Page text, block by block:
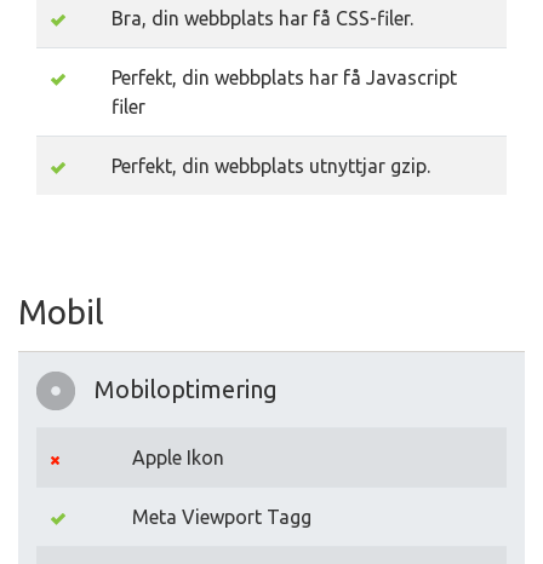
Bra, din webbplats har få CSS-filer.
Perfekt, din webbplats har få Javascript
filer
Perfekt, din webbplats utnyttjar gzip.
Mobil
Mobiloptimering
Apple Ikon
Meta Viewport Tagg